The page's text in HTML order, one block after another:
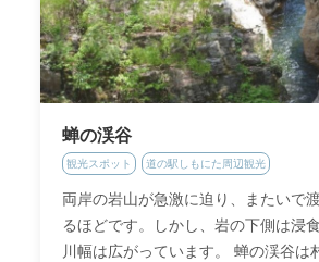
蝉の渓谷
観光スポット 道の駅しもにた周辺観光
両岸の岩山が急激に迫り、またいで
るほどです。しかし、岩の下側は浸
川幅は広がっています。 蝉の渓谷は